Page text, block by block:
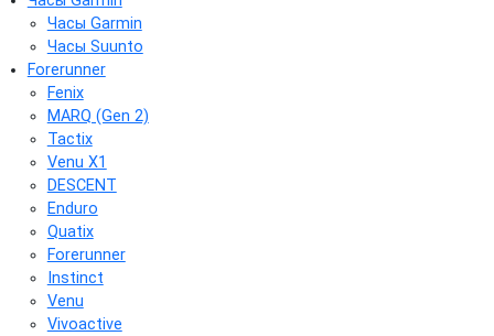
Часы Garmin
Часы Suunto
Forerunner
Fenix
MARQ (Gen 2)
Tactix
Venu X1
DESCENT
Enduro
Quatix
Forerunner
Instinct
Venu
Vivoactive